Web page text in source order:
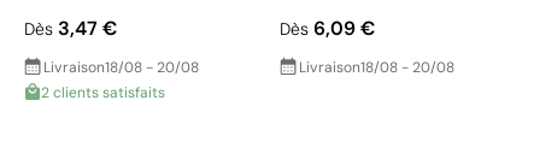
Dès 3,47 €
Livraison18/08 - 20/08
2 clients satisfaits
Dès 6,09 €
Livraison18/08 - 20/08